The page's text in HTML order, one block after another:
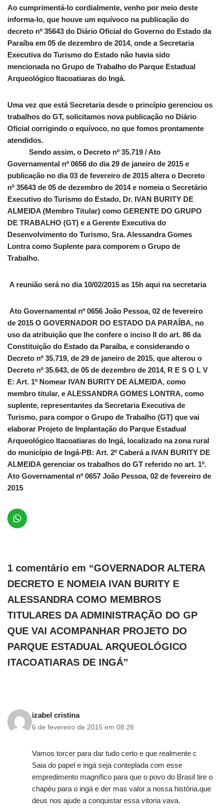
Ao cumprimentá-lo cordialmente, venho por meio deste
informa-lo, que houve um equívoco na publicação do
decreto nº 35643 do Diário Oficial do Governo do Estado da
Paraíba em 05 de dezembro de 2014, onde a Secretaria
Executiva do Turismo do Estado não havia sido
mencionada no Grupo de Trabalho do Parque Estadual
Arqueológico Itacoatiaras do Ingá.
Uma vez que está Secretaria desde o princípio gerenciou os
trabalhos do GT, solicitamos nova publicação no Diário
Oficial corrigindo o equívoco, no que fomos prontamente
atendidos.
Sendo assim, o Decreto nº 35.719 / Ato
Governamental nº 0656 do dia 29 de janeiro de 2015 e
publicação no dia 03 de fevereiro de 2015 altera o Decreto
nº 35643 de 05 de dezembro de 2014 e nomeia o Secretário
Executivo do Turismo do Estado, Dr. IVAN BURITY DE
ALMEIDA (Membro Titular) como GERENTE DO GRUPO
DE TRABALHO (GT) e a Gerente Executiva do
Desenvolvimento do Turismo, Sra. Alessandra Gomes
Lontra como Suplente para comporem o Grupo de
Trabalho.
A reunião será no dia 10/02/2015 as 15h aqui na secretaria
Ato Governamental nº 0656 João Pessoa, 02 de fevereiro
de 2015 O GOVERNADOR DO ESTADO DA PARAÍBA, no
uso da atribuição que lhe confere o inciso II do art. 86 da
Constituição do Estado da Paraíba, e considerando o
Decreto nº 35.719, de 29 de janeiro de 2015, que alterou o
Decreto nº 35.643, de 05 de dezembro de 2014, R E S O L V
E: Art. 1º Nomear IVAN BURITY DE ALMEIDA, como
membro titular, e ALESSANDRA GOMES LONTRA, como
suplente, representantes da Secretaria Executiva de
Turismo, para compor o Grupo de Trabalho (GT) que vai
elaborar Projeto de Implantação do Parque Estadual
Arqueológico Itacoatiaras do Ingá, localizado na zona rural
do município de Ingá-PB: Art. 2º Caberá a IVAN BURITY DE
ALMEIDA gerenciar os trabalhos do GT referido no art. 1º.
Ato Governamental nº 0657 João Pessoa, 02 de fevereiro de
2015
1 comentário em “GOVERNADOR ALTERA
DECRETO E NOMEIA IVAN BURITY E
ALESSANDRA COMO MEMBROS
TITULARES DA ADMINISTRAÇÃO DO GP
QUE VAI ACOMPANHAR PROJETO DO
PARQUE ESTADUAL ARQUEOLÓGICO
ITACOATIARAS DE INGÁ”
izabel cristina
6 de fevereiro de 2015 em 08:26
Vamos torcer para dar tudo certo e que realmente c
Saia do papel e ingá seja conteplada com esse
empredimento magnífico para que o povo do Brasil tire o
chapéu para o ingá e der mas valor a nossa história.que
deus nos ajude a conquistar essa vitoria vava.